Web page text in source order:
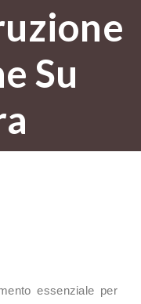
Su
essenziale per